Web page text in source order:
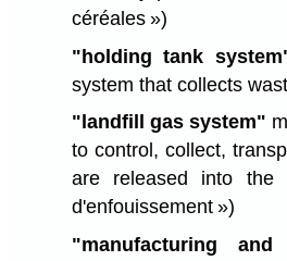
céréales »)
"holding tank
system that collects
"landfill gas system"
to control, collect,
are released into the
d'enfouissement »)
"manufacturing